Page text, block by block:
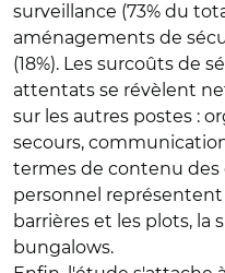
surveillance (73% du
aménagements de
(18%). Les surcoûts de
attentats se révèlent
sur les autres postes :
secours,
termes de contenu des
personnel représentent
barrières et les plots, la
bungalows.